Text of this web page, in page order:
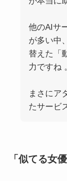
他のAIサ
が多い中
替えた「
力ですね
まさにア
たサービ
「似てる女